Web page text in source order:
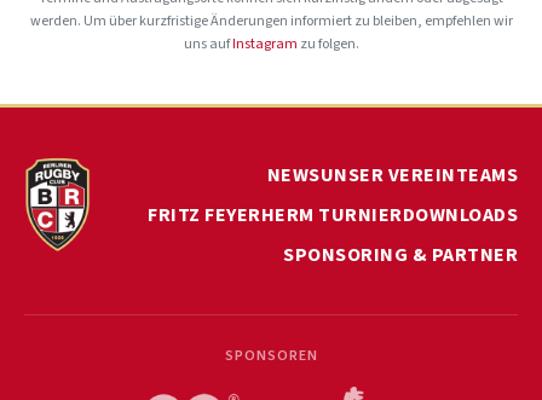
werden. Um über kurzfristige Änderungen informiert zu bleiben, empfehlen wir
uns aufInstagram zu folgen.
NEWSUNSER VEREINTEAMS
FRITZ FEYERHERM TURNIERDOWNLOADS
SPONSORING & PARTNER
SPONSOREN